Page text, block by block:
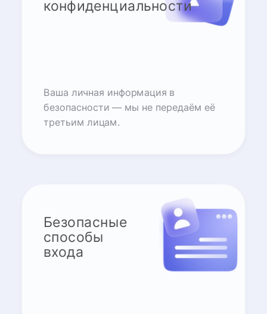
конфиденциальности
Ваша личная информация в
безопасности — мы не передаём её
третьим лицам.
Безопасные
способы
входа